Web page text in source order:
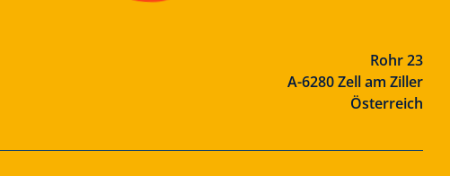
Rohr 23
A-6280 Zell am Ziller
Österreich